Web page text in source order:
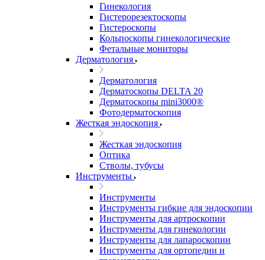
Гинекология
Гистерорезектоскопы
Гистероскопы
Кольпоскопы гинекологические
Фетальные мониторы
Дерматология
Дерматология
Дерматоскопы DELTA 20
Дерматоскопы mini3000®
Фотодерматоскопия
Жесткая эндоскопия
Жесткая эндоскопия
Оптика
Стволы, тубусы
Инструменты
Инструменты
Инструменты гибкие для эндоскопии
Инструменты для артроскопии
Инструменты для гинекологии
Инструменты для лапароскопии
Инструменты для ортопедии и